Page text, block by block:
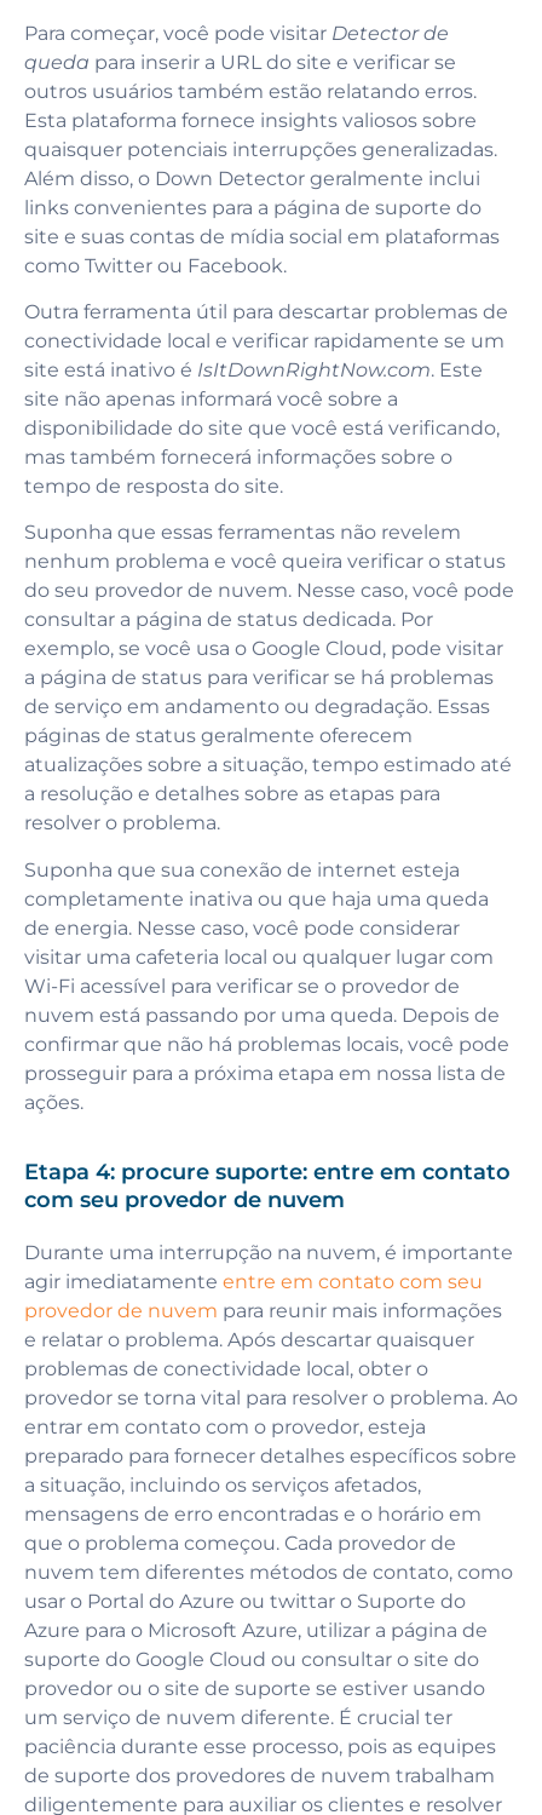
Para começar, você pode visitar Detector de
queda para inserir a URL do site e verificar se
outros usuários também estão relatando erros.
Esta plataforma fornece insights valiosos sobre
quaisquer potenciais interrupções generalizadas.
Além disso, o Down Detector geralmente inclui
links convenientes para a página de suporte do
site e suas contas de mídia social em plataformas
como Twitter ou Facebook.
Outra ferramenta útil para descartar problemas de
conectividade local e verificar rapidamente se um
site está inativo é IsItDownRightNow.com. Este
site não apenas informará você sobre a
disponibilidade do site que você está verificando,
mas também fornecerá informações sobre o
tempo de resposta do site.
Suponha que essas ferramentas não revelem
nenhum problema e você queira verificar o status
do seu provedor de nuvem. Nesse caso, você pode
consultar a página de status dedicada. Por
exemplo, se você usa o Google Cloud, pode visitar
a página de status para verificar se há problemas
de serviço em andamento ou degradação. Essas
páginas de status geralmente oferecem
atualizações sobre a situação, tempo estimado até
a resolução e detalhes sobre as etapas para
resolver o problema.
Suponha que sua conexão de internet esteja
completamente inativa ou que haja uma queda
de energia. Nesse caso, você pode considerar
visitar uma cafeteria local ou qualquer lugar com
Wi-Fi acessível para verificar se o provedor de
nuvem está passando por uma queda. Depois de
confirmar que não há problemas locais, você pode
prosseguir para a próxima etapa em nossa lista de
ações.
Etapa 4: procure suporte: entre em contato
com seu provedor de nuvem
Durante uma interrupção na nuvem, é importante
agir imediatamente entre em contato com seu
provedor de nuvem para reunir mais informações
e relatar o problema. Após descartar quaisquer
problemas de conectividade local, obter o
provedor se torna vital para resolver o problema. Ao
entrar em contato com o provedor, esteja
preparado para fornecer detalhes específicos sobre
a situação, incluindo os serviços afetados,
mensagens de erro encontradas e o horário em
que o problema começou. Cada provedor de
nuvem tem diferentes métodos de contato, como
usar o Portal do Azure ou twittar o Suporte do
Azure para o Microsoft Azure, utilizar a página de
suporte do Google Cloud ou consultar o site do
provedor ou o site de suporte se estiver usando
um serviço de nuvem diferente. É crucial ter
paciência durante esse processo, pois as equipes
de suporte dos provedores de nuvem trabalham
diligentemente para auxiliar os clientes e resolver